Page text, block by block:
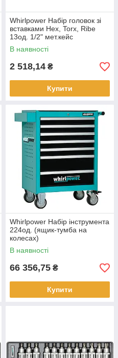
Whirlpower Набір головок зі
вставками Hex, Torx, Ribe
13од. 1/2" мет.кейс
В наявності
2 518,14 ₴
Купити
Whirlpower Набір інструмента
224од. (ящик-тумба на
колесах)
В наявності
66 356,75 ₴
Купити